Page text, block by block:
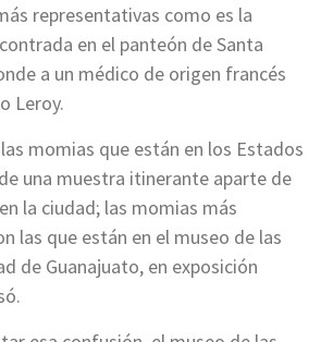
representativas como es la
en el panteón de Santa
a un médico de origen francés
Leroy.
momias que están en los Estados
una muestra itinerante aparte de
la ciudad; las momias más
las que están en el museo de las
de Guanajuato, en exposición